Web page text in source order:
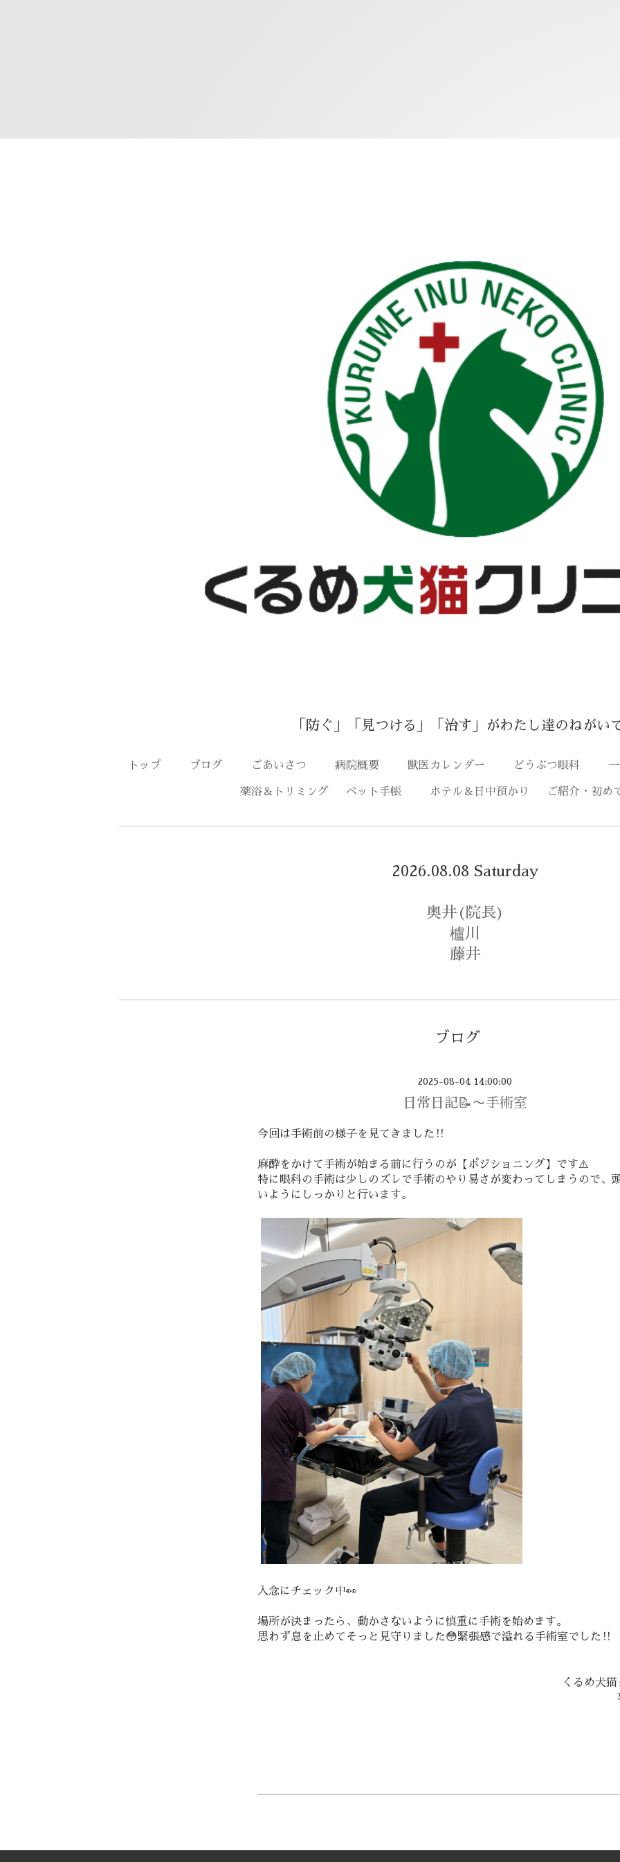
「防ぐ」「見つける」「治す」がわたし達のねがい
トップ ブログ ごあいさつ 病院概要 獣医カレンダー どうぶつ眼科
薬浴＆トリミング ペット手帳 ホテル＆日中預かり ご紹介・初め
2026.08.08 Saturday
奥井(院長)
櫨川
藤井
ブログ
2025-08-04 14:00:00
日常日記📝〜手術室
今回は手術前の様子を見てきました‼️
麻酔をかけて手術が始まる前に行うのが【ポジショニング】です⚠️
特に眼科の手術は少しのズレで手術のやり易さが変わってしまうので、
いようにしっかりと行います。
入念にチェック中👀
場所が決まったら、動かさないように慎重に手術を始めます。
思わず息を止めてそっと見守りました😳緊張感で溢れる手術室でした‼️
くるめ犬